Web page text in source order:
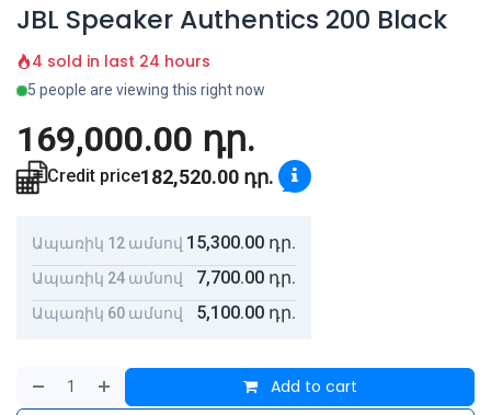
JBL Speaker Authentics 200 Black
4 sold in last 24 hours
5 people are viewing this right now
169,000.00 դր.
Credit price182,520.00 դր.
Ապառիկ 12 ամսով 15,300.00 դր.
Ապառիկ 24 ամսով 7,700.00 դր.
Ապառիկ 60 ամսով 5,100.00 դր.
Add to cart